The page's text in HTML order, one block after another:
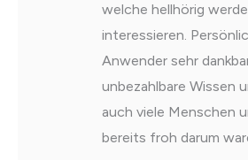
welche hellhörig
interessieren.
Anwender sehr
unbezahlbare Wissen
auch viele Menschen
bereits froh darum